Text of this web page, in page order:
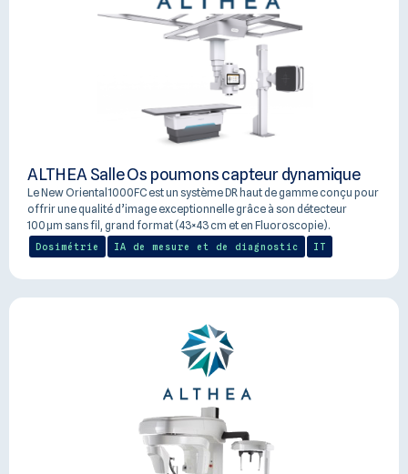
ALTHEA Salle Os poumons capteur dynamique
offrir une qualité d’image exceptionnelle grâce à son détecteur
100 µm sans fil, grand format (43×43 cm et en Fluoroscopie).
Dosimétrie IA de mesure et de diagnostic IT